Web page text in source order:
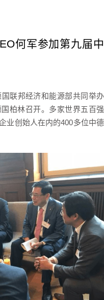
何军参加第九届中
联邦经济和能源部共同举办
柏林召开。多家世界五百强
业创始人在内的400多位中德